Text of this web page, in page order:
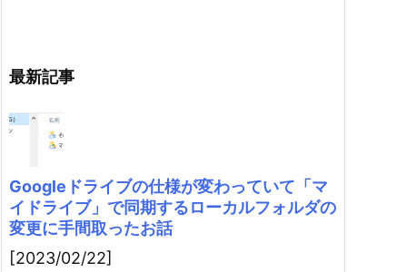
最新記事
Googleドライブの仕様が変わっていて「マ
イドライブ」で同期するローカルフォルダの
変更に手間取ったお話
[2023/02/22]